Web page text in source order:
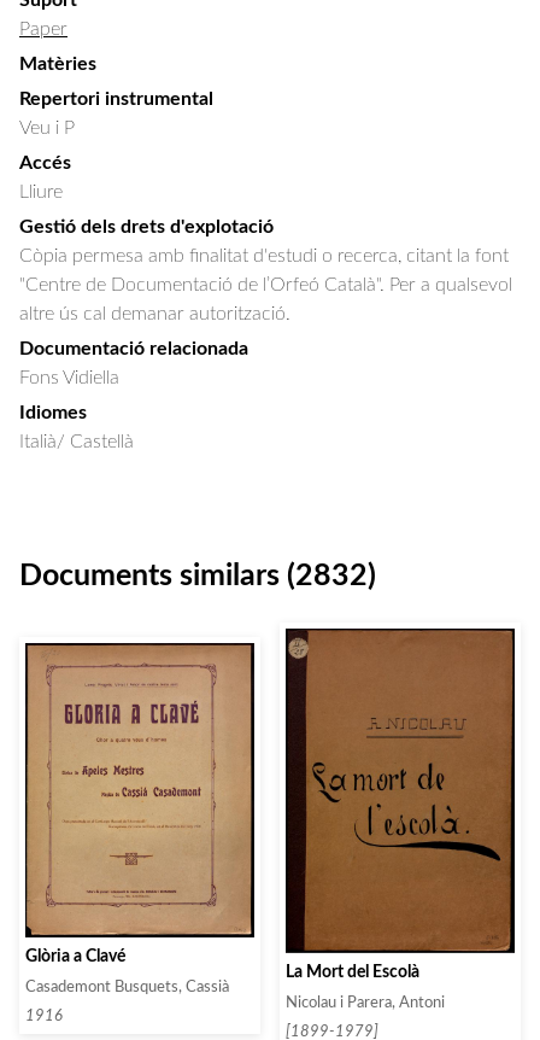
Paper
Matèries
Repertori instrumental
Veu i P
Accés
Lliure
Gestió dels drets d'explotació
Còpia permesa amb finalitat d'estudi o recerca, citant la font
"Centre de Documentació de l’Orfeó Català". Per a qualsevol
altre ús cal demanar autorització.
Documentació relacionada
Fons Vidiella
Idiomes
Italià/ Castellà
Documents similars (2832)
Glòria a Clavé
Casademont Busquets, Cassià
1916
La Mort del Escolà
Nicolau i Parera, Antoni
[1899-1979]